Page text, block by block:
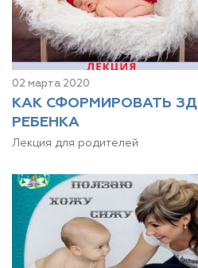
02 марта 2020
КАК СФОРМИРОВАТЬ
РЕБЕНКА
Лекция для родителей